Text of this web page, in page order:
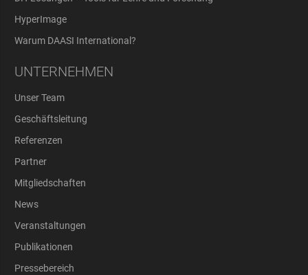
HyperImage
Warum DAASI International?
UNTERNEHMEN
Unser Team
Geschäftsleitung
Referenzen
Partner
Mitgliedschaften
News
Veranstaltungen
Publikationen
Pressebereich